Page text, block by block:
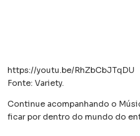
https://youtu.be/RhZbCbJTqDU
Fonte: Variety.
Continue acompanhando o
ficar por dentro do mundo do